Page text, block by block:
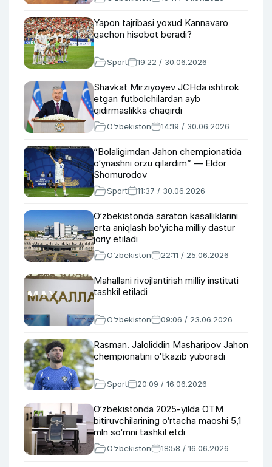
Yapon tajribasi yoxud Kannavaro
qachon hisobot beradi?
Sport 19:22 / 30.06.2026
Shavkat Mirziyoyev JCHda ishtirok
etgan futbolchilardan ayb
qidirmaslikka chaqirdi
O‘zbekiston 14:19 / 30.06.2026
“Bolaligimdan Jahon chempionatida
o‘ynashni orzu qilardim” — Eldor
Shomurodov
Sport 11:37 / 30.06.2026
O‘zbekistonda saraton kasalliklarini
erta aniqlash bo‘yicha milliy dastur
joriy etiladi
O‘zbekiston 22:11 / 25.06.2026
Mahallani rivojlantirish milliy instituti
tashkil etiladi
O‘zbekiston 09:06 / 23.06.2026
Rasman. Jaloliddin Masharipov Jahon
chempionatini o‘tkazib yuboradi
Sport 20:09 / 16.06.2026
O‘zbekistonda 2025-yilda OTM
bitiruvchilarining o‘rtacha maoshi 5,1
mln so‘mni tashkil etdi
O‘zbekiston 18:58 / 16.06.2026